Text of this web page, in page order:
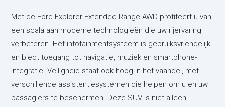
Met de Ford Explorer Extended Range AWD profiteert u van
een scala aan moderne technologieën die uw rijervaring
verbeteren. Het infotainmentsysteem is gebruiksvriendelijk
en biedt toegang tot navigatie, muziek en smartphone-
integratie. Veiligheid staat ook hoog in het vaandel, met
verschillende assistentiesystemen die helpen om u en uw
passagiers te beschermen. Deze SUV is niet alleen